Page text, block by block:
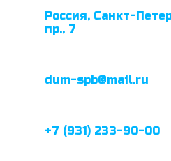
Россия, Санкт-
пр., 7
dum-spb@mail.ru
+7 (931) 233-90-00